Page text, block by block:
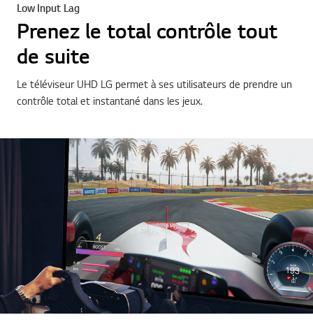
Low Input Lag
Prenez le total contrôle tout
de suite
Le téléviseur UHD LG permet à ses utilisateurs de prendre un
contrôle total et instantané dans les jeux.